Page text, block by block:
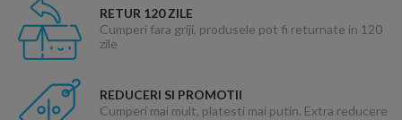
RETUR 120 ZILE
Cumperi fara griji, produsele pot fi returnate in 120
zile
REDUCERI SI PROMOTII
Cumperi mai mult, platesti mai putin. Extra reducere